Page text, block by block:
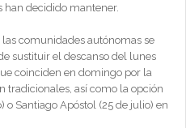
han decidido mantener.
comunidades autónomas se
sustituir el descanso del lunes
coinciden en domingo por la
tradicionales, así como la opción
o Santiago Apóstol (25 de julio) en